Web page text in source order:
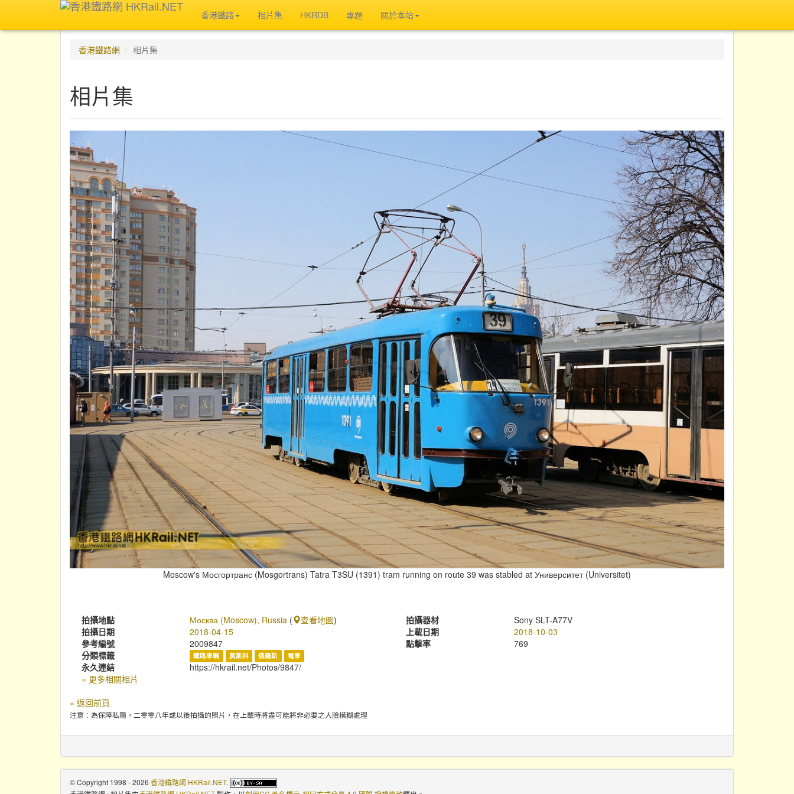
香港鐵路 相片集 HKRDB 專題 關於本站
香港鐵路網 相片集
相片集
Moscow's Мосгортранс (Mosgortrans) Tatra T3SU (1391) tram running on route 39 was stabled at Университет (Universitet)
拍攝地點 Москва (Moscow), Russia ( 查看地圖) 拍攝器材
Sony SLT-A77V
拍攝日期
2018-04-15 上載日期
2018-10-03
參考編號
2009847 點擊率
769
分類標籤
鐵路車輛 莫斯科 俄羅斯 電車
永久連結
https://hkrail.net/Photos/9847/
» 更多相關相片
« 返回前頁
注意：為保障私隱，二零零八年或以後拍攝的照片，在上載時將盡可能將非必要之人臉模糊處理
© Copyright 1998 - 2026 香港鐵路網 HKRail.NET.